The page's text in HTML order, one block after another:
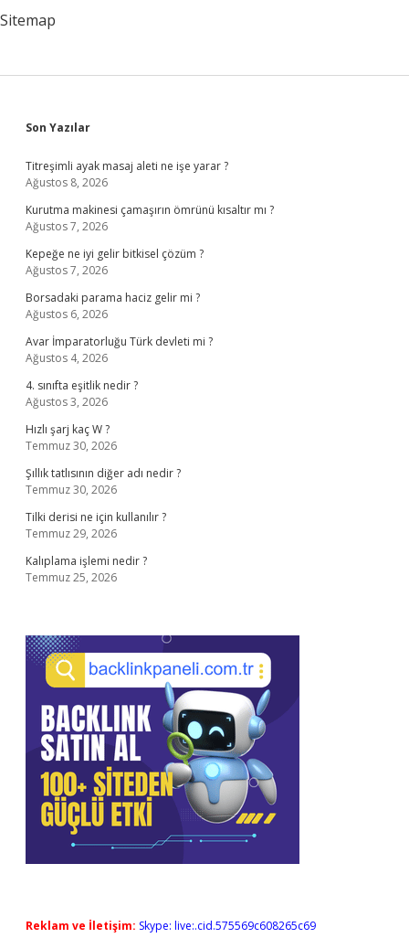
Sitemap
Sidebar
Son Yazılar
Titreşimli ayak masaj aleti ne işe yarar ?
Ağustos 8, 2026
Kurutma makinesi çamaşırın ömrünü kısaltır mı ?
Ağustos 7, 2026
Kepeğe ne iyi gelir bitkisel çözüm ?
Ağustos 7, 2026
Borsadaki parama haciz gelir mi ?
Ağustos 6, 2026
Avar İmparatorluğu Türk devleti mi ?
Ağustos 4, 2026
4. sınıfta eşitlik nedir ?
Ağustos 3, 2026
Hızlı şarj kaç W ?
Temmuz 30, 2026
Şıllık tatlısının diğer adı nedir ?
Temmuz 30, 2026
Tilki derisi ne için kullanılır ?
Temmuz 29, 2026
Kalıplama işlemi nedir ?
Temmuz 25, 2026
Reklam ve İletişim: Skype: live:.cid.575569c608265c69